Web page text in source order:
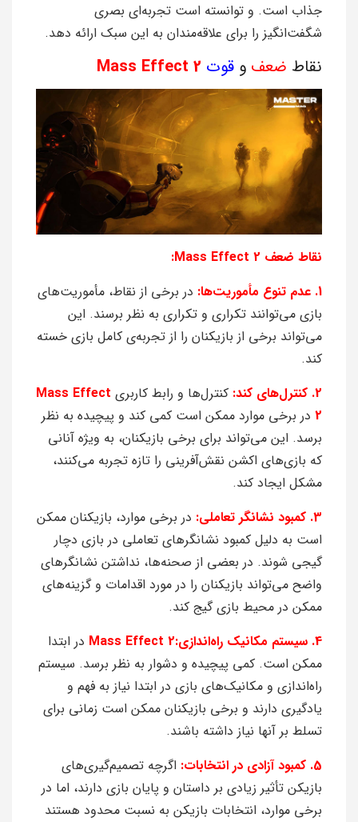
جذاب است. و توانسته است تجربه‌ای بصری
شگفت‌انگیز را برای علاقه‌مندان به این سبک ارائه دهد.
نقاط ضعف و قوت Mass Effect 2
نقاط ضعف Mass Effect 2:
1. عدم تنوع مأموریت‌ها:
در برخی از نقاط، مأموریت‌های
بازی می‌توانند تکراری و تکراری به نظر برسند. این
می‌تواند برخی از بازیکنان را از تجربه‌ی کامل بازی خسته
کند.
2. کنترل‌های کند:
کنترل‌ها و رابط کاربری Mass Effect
2 در برخی موارد ممکن است کمی کند و پیچیده به نظر
برسد. این می‌تواند برای برخی بازیکنان، به ویژه آنانی
که بازی‌های اکشن نقش‌آفرینی را تازه تجربه می‌کنند،
مشکل ایجاد کند.
3. کمبود نشانگر تعاملی:
در برخی موارد، بازیکنان ممکن
است به دلیل کمبود نشانگرهای تعاملی در بازی دچار
گیجی شوند. در بعضی از صحنه‌ها، نداشتن نشانگرهای
واضح می‌تواند بازیکنان را در مورد اقدامات و گزینه‌های
ممکن در محیط بازی گیج کند.
4. سیستم مکانیک راه‌اندازی:Mass Effect 2
در ابتدا
ممکن است. کمی پیچیده و دشوار به نظر برسد. سیستم
راه‌اندازی و مکانیک‌های بازی در ابتدا نیاز به فهم و
یادگیری دارند و برخی بازیکنان ممکن است زمانی برای
تسلط بر آنها نیاز داشته باشند.
5. کمبود آزادی در انتخابات:
اگرچه تصمیم‌گیری‌های
بازیکن تأثیر زیادی بر داستان و پایان بازی دارند، اما در
برخی موارد، انتخابات بازیکن به نسبت محدود هستند